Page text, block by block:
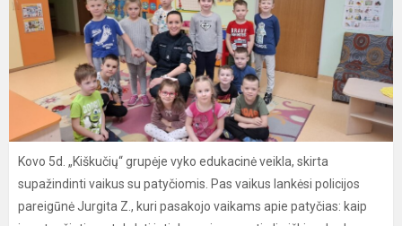
Kovo 5d. „Kiškučių“ grupėje vyko edukacinė veikla, skirta
supažindinti vaikus su patyčiomis. Pas vaikus lankėsi policijos
pareigūnė Jurgita Z., kuri pasakojo vaikams apie patyčias: kaip